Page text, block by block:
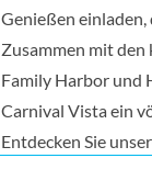
Genießen
Zusammen mit
Family Harbor und
Carnival Vista ein
Entdecken Sie